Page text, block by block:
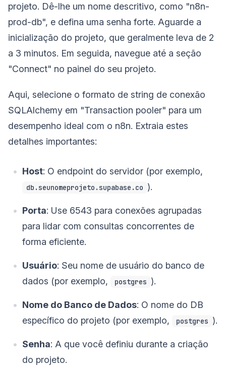
projeto. Dê-lhe um nome descritivo, como "n8n-
prod-db", e defina uma senha forte. Aguarde a
inicialização do projeto, que geralmente leva de 2
a 3 minutos. Em seguida, navegue até a seção
"Connect" no painel do seu projeto.
Aqui, selecione o formato de string de conexão
SQLAlchemy em "Transaction pooler" para um
desempenho ideal com o n8n. Extraia estes
detalhes importantes:
Host: O endpoint do servidor (por exemplo,
db.seunomeprojeto.supabase.co ).
Porta: Use 6543 para conexões agrupadas
para lidar com consultas concorrentes de
forma eficiente.
Usuário: Seu nome de usuário do banco de
dados (por exemplo,
postgres ).
Nome do Banco de Dados: O nome do DB
específico do projeto (por exemplo,
postgres ).
Senha: A que você definiu durante a criação
do projeto.